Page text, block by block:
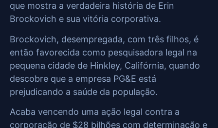
que mostra a verdadeira história de Erin
Brockovich e sua vitória corporativa.
Brockovich, desempregada, com três filhos, é
então favorecida como pesquisadora legal na
pequena cidade de Hinkley, Califórnia, quando
descobre que a empresa PG&E está
prejudicando a saúde da população.
Acaba vencendo uma ação legal contra a
corporação de $28 bilhões com determinação e